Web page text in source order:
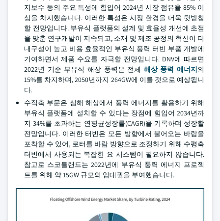
지보수 등의 주요 특성에 힘입어 2024년 시장 점유율 85% 이
상을 차지했습니다. 이러한 특성은 시장 환경을 더욱 뒷받침
할 전망입니다. 부유식 플랫폼의 설계 및 효율성 개선에 초점
을 맞춘 연구개발이 지속되고, 소재 및 제조 공정의 혁신이 더
내구성이 높고 비용 효율적인 부유식 풍력 터빈 부품 개발에
기여하면서 제품 수요를 자극할 전망입니다. DNV에 따르면
2022년 기준 부유식 해상 풍력은 전체 해상 풍력 에너지의
15%를 차지하며, 2050년까지 264GW에 이를 것으로 예상됩니
다.
수직축 부문은 심해 해상에서 풍력 에너지를 활용하기 위해
부유식 플랫폼에 설치할 수 있다는 장점에 힘입어 2034년까
지 34%를 초과하는 연평균성장률(CAGR)을 기록하며 성장할
전망입니다. 이러한 터빈은 모든 방향에서 불어오는 바람을
포착할 수 있어, 로터를 바람 방향으로 조정하기 위해 수평축
터빈에서 사용되는 복잡한 요 시스템이 필요하지 않습니다.
참고로 스코틀랜드는 2022년에 부유식 풍력 에너지 프로젝
트를 위해 약 15GW 규모의 임대권을 부여했습니다.